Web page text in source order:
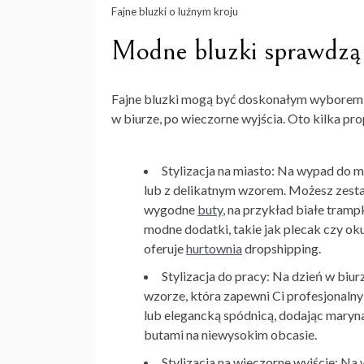
Fajne bluzki o luźnym kroju
Modne bluzki
Fajne bluzkimogą być doskonałym
w biurze, po wieczorne wyjścia. Oto kilka
Stylizacja na miasto: Na wypad do
lub z delikatnym wzorem. Możesz
wygodne buty, na przykład białe
modne dodatki, takie jak plecak czy
oferujehurtowniadropshipping.
Stylizacja do pracy: Na dzień w
wzorze, która zapewni Ci
lub elegancką spódnicą, dodając
butami na niewysokim obcasie.